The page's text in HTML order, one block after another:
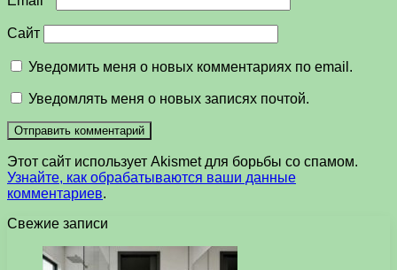
Сайт
Уведомить меня о новых комментариях по email.
Уведомлять меня о новых записях почтой.
Этот сайт использует Akismet для борьбы со спамом.
Узнайте, как обрабатываются ваши данные
комментариев.
Свежие записи